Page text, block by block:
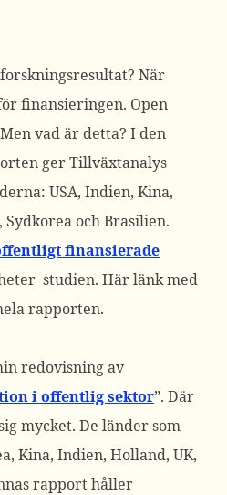
När
finansieringen. Open
vad är detta? I den
ger Tillväxtanalys
USA, Indien, Kina,
och Brasilien.
finansierade
studien. Här länk med
rapporten.
redovisning av
i offentlig sektor”. Där
mycket. De länder som
Kina, Indien, Holland, UK,
rapport håller